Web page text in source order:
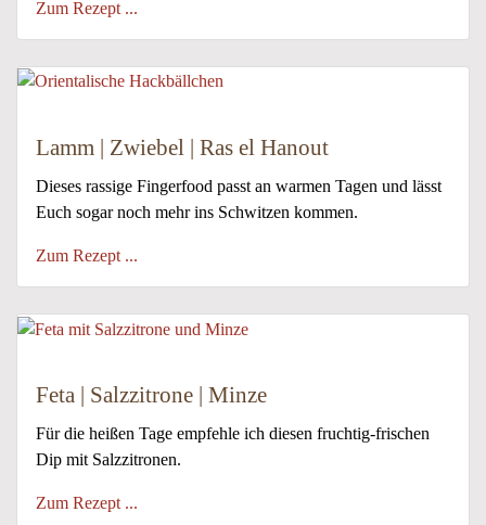
Zum Rezept ...
Lamm | Zwiebel | Ras el Hanout
Dieses rassige Fingerfood passt an warmen Tagen und lässt
Euch sogar noch mehr ins Schwitzen kommen.
Zum Rezept ...
Feta | Salzzitrone | Minze
Für die heißen Tage empfehle ich diesen fruchtig-frischen
Dip mit Salzzitronen.
Zum Rezept ...